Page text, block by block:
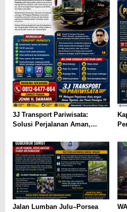
3J Transport Pariwisata:
Solusi Perjalanan Aman,
Sumatera Utara
Jalan Lumban Julu–Porsea